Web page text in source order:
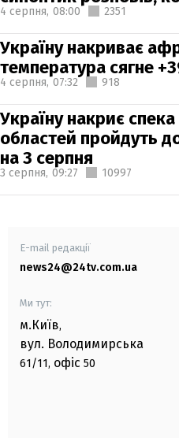
4 серпня, 08:00 2351
Україну накриває
температура сягне
4 серпня, 07:32 918
Україну накриє
областей пройдуть
на 3 серпня
3 серпня, 09:27 10997
E-mail редакції
news24@24tv.com.ua
Ми тут:
м.Київ,
вул. Володимирська
61/11, офіс 50